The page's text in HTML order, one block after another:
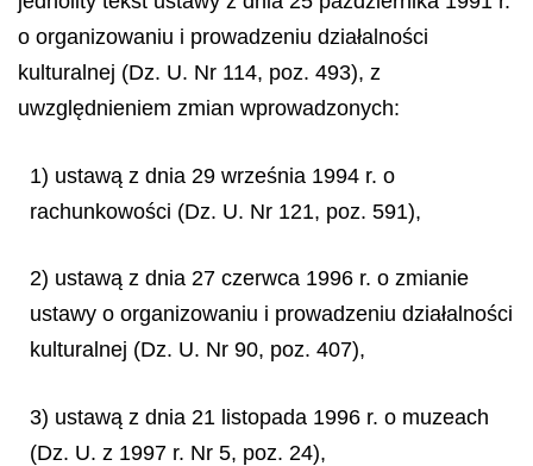
o organizowaniu i prowadzeniu działalności
kulturalnej (Dz. U. Nr 114, poz. 493), z
uwzględnieniem zmian wprowadzonych:
1) ustawą z dnia 29 września 1994 r. o
rachunkowości (Dz. U. Nr 121, poz. 591),
2) ustawą z dnia 27 czerwca 1996 r. o zmianie
ustawy o organizowaniu i prowadzeniu działalności
kulturalnej (Dz. U. Nr 90, poz. 407),
3) ustawą z dnia 21 listopada 1996 r. o muzeach
(Dz. U. z 1997 r. Nr 5, poz. 24),